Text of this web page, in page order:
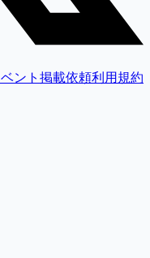
ント掲載依頼利用規約